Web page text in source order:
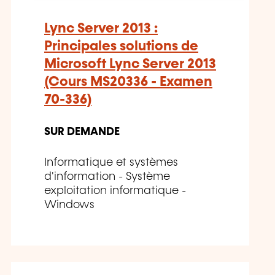
Lync Server 2013 :
Principales solutions de
Microsoft Lync Server 2013
(Cours MS20336 - Examen
70-336)
SUR DEMANDE
Informatique et systèmes
d'information - Système
exploitation informatique -
Windows